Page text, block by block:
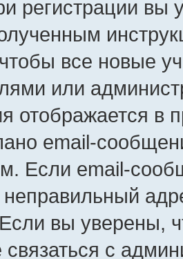
регистрации вы
все новые
или
отображается в
email-
Если email-
вы уверены,
связаться с